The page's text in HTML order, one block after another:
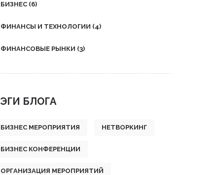
БИЗНЕС (6)
ФИНАНСЫ И ТЕХНОЛОГИИ (4)
ФИНАНСОВЫЕ РЫНКИ (3)
БЛОГА
БИЗНЕС МЕРОПРИЯТИЯ НЕТВОРКИНГ
БИЗНЕС КОНФЕРЕНЦИИ
ОРГАНИЗАЦИЯ МЕРОПРИЯТИЙ